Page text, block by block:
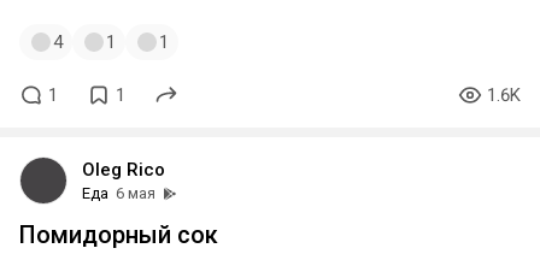
4 1 1
1 1 1.6K
Oleg Rico
Еда 6 мая
Помидорный сок